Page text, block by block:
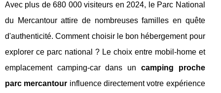
Avec plus de 680 000 visiteurs en 2024, le Parc National
du Mercantour attire de nombreuses familles en quête
d'authenticité. Comment choisir le bon hébergement pour
explorer ce parc national ? Le choix entre mobil-home et
emplacement camping-car dans un camping proche
parc mercantour influence directement votre expérience